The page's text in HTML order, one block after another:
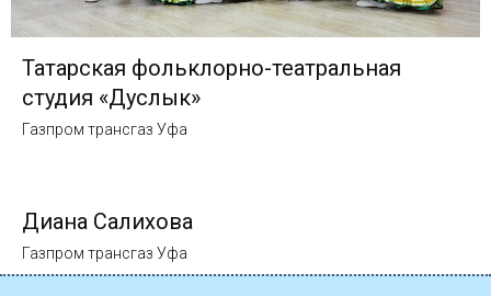
Татарская фольклорно-театральная
студия «Дуслык»
Газпром трансгаз Уфа
Диана Салихова
Газпром трансгаз Уфа